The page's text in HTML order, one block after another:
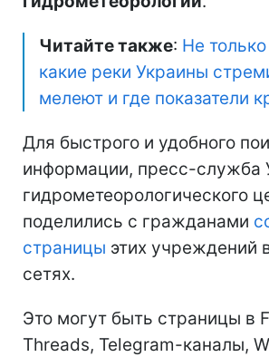
Читайте также: Не
какие реки Украины
мелеют и где показатели
Для быстрого и удобного
информации, пресс-служба
гидрометеорологического
поделились с гражданами
страницы этих учреждений
сетях.
Это могут быть страницы в
Threads, Telegram-каналы,